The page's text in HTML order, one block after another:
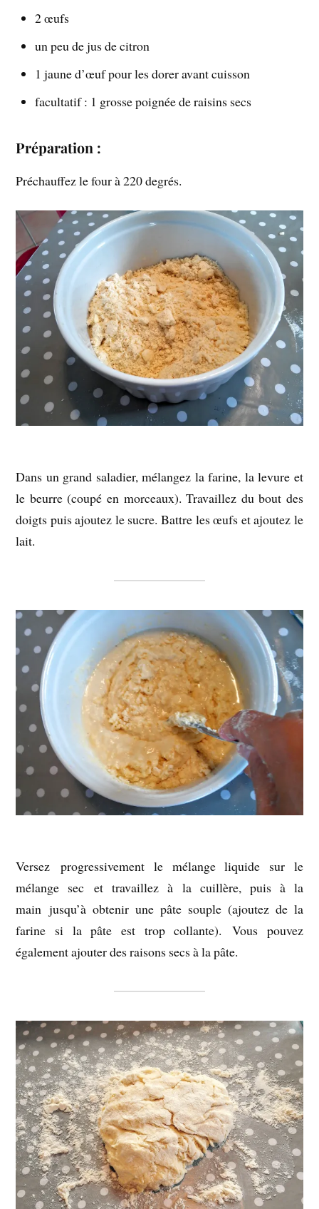
2 œufs
un peu de jus de citron
1 jaune d’œuf pour les dorer avant cuisson
facultatif : 1 grosse poignée de raisins secs
Préparation :
Préchauffez le four à 220 degrés.
Dans un grand saladier, mélangez la farine, la levure et
le beurre (coupé en morceaux). Travaillez du bout des
doigts puis ajoutez le sucre. Battre les œufs et ajoutez le
lait.
Versez progressivement le mélange liquide sur le
mélange sec et travaillez à la cuillère, puis à la
main jusqu’à obtenir une pâte souple (ajoutez de la
farine si la pâte est trop collante). Vous pouvez
également ajouter des raisons secs à la pâte.